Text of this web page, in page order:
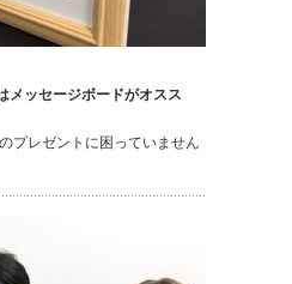
メッセージボードがオスス
プレゼントに困っていません